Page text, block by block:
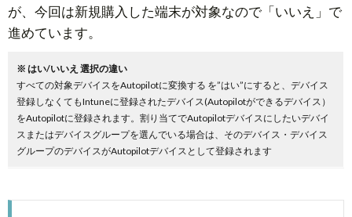
が、今回は新規購入した端末が対象なので「いいえ」で
進めています。
※ はい/いいえ 選択の違い
すべての対象デバイスをAutopilotに変換する を”はい”にすると、デバイス
登録しなくてもIntuneに登録されたデバイス(Autopilotができるデバイス）
をAutopilotに登録されます。割り当てでAutopilotデバイスにしたいデバイ
スまたはデバイスグループを選んでいる場合は、そのデバイス・デバイス
グループのデバイスがAutopilotデバイスとして登録されます